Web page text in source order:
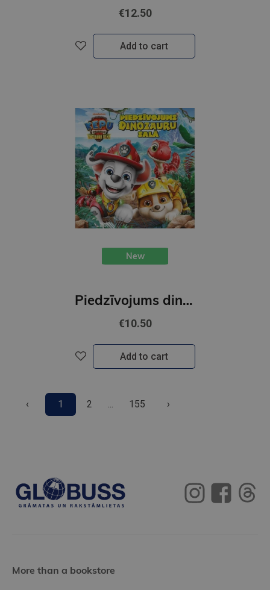
€12.50
Add to cart
New
Piedzīvojums dinozauru salā. Dinozauru filma. Ķepu patruļa
€10.50
Add to cart
‹ 1 2 ... 155 ›
More than a bookstore